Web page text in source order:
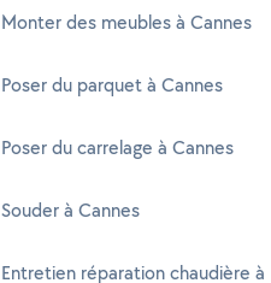
Monter des meubles à Cannes
Poser du parquet à Cannes
Poser du carrelage à Cannes
Souder à Cannes
Entretien réparation chaudière à